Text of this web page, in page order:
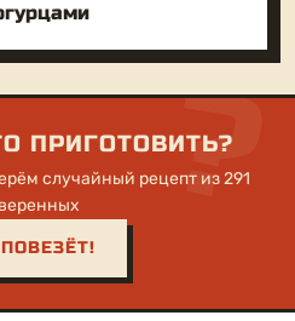
?
ПРИГОТОВИТЬ?
случайный рецепт из 291